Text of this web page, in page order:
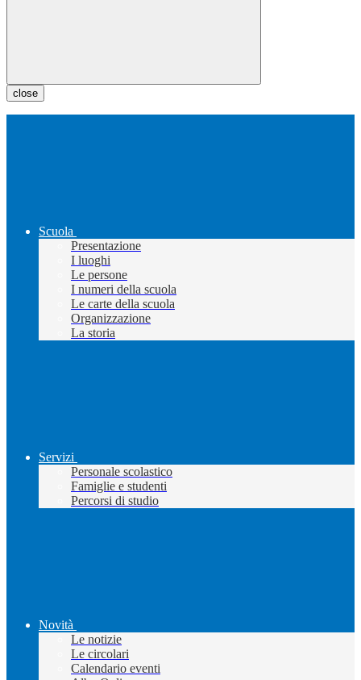
close
Scuola
Presentazione
I luoghi
Le persone
I numeri della scuola
Le carte della scuola
Organizzazione
La storia
Servizi
Personale scolastico
Famiglie e studenti
Percorsi di studio
Novità
Le notizie
Le circolari
Calendario eventi